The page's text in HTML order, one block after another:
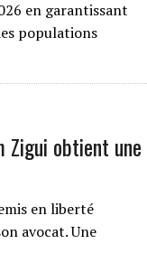
en garantissant
populations
Zigui obtient une
en liberté
avocat. Une